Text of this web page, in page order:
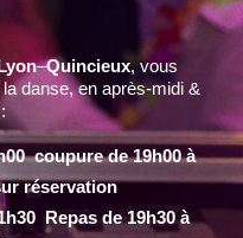
Lyon–Quincieux, vous
danse, en après-midi &
coupure de 19h00 à
réservation
Repas de 19h30 à